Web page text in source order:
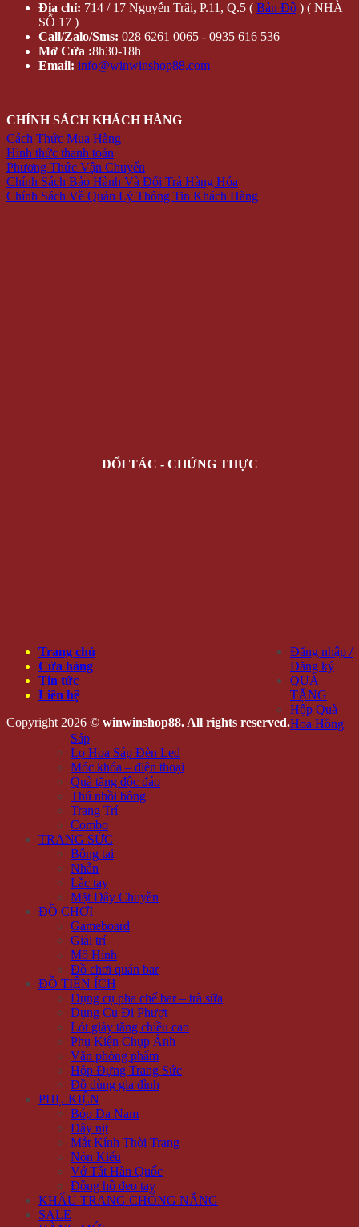
Địa chỉ: 714 / 17 Nguyễn Trãi, P.11, Q.5 ( Bản Đồ ) ( NHÀ
SỐ 17 )
Call/Zalo/Sms: 028 6261 0065 - 0935 616 536
Mở Cửa :8h30-18h
Email: info@winwinshop88.com
CHÍNH SÁCH KHÁCH HÀNG
Cách Thức Mua Hàng
Hình thức thanh toán
Phương Thức Vận Chuyển
Chính Sách Bảo Hành Và Đổi Trả Hàng Hóa
Chính Sách Về Quản Lý Thông Tin Khách Hàng
ĐỐI TÁC - CHỨNG THỰC
Trang chủ
Cửa hàng
Tin tức
Liên hệ
Copyright 2026 © winwinshop88. All rights reserved.
Đăng nhập /
Đăng ký
QUÀ
TẶNG
Hộp Quà –
Hoa Hồng
Sáp
Lọ Hoa Sáp Đèn Led
Móc khóa – điện thoại
Quà tặng độc đáo
Thú nhồi bông
Trang Trí
Combo
TRANG SỨC
Bông tai
Nhẫn
Lắc tay
Mặt Dây Chuyền
ĐỒ CHƠI
Gameboard
Giải trí
Mô Hình
Đồ chơi quán bar
ĐỒ TIỆN ÍCH
Dụng cụ pha chế bar – trà sữa
Dụng Cụ Đi Phượt
Lót giày tăng chiều cao
Phụ Kiện Chụp Ảnh
Văn phòng phẩm
Hộp Đựng Trang Sức
Đồ dùng gia đình
PHỤ KIỆN
Bóp Da Nam
Dây nịt
Mắt Kính Thời Trang
Nón Kiểu
Vớ Tất Hàn Quốc
Đồng hồ đeo tay
KHẨU TRANG CHỐNG NẮNG
SALE